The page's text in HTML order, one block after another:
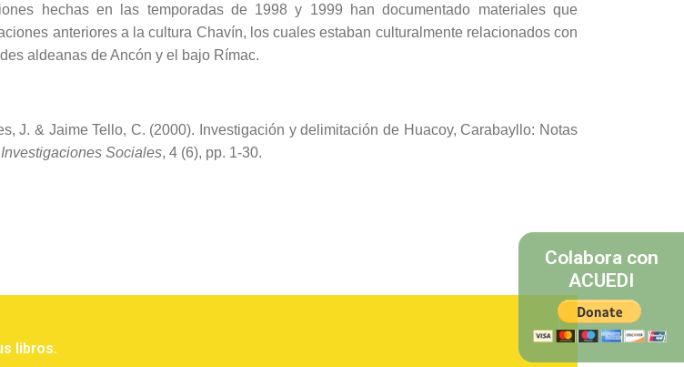
hechas en las temporadas de 1998 y 1999 han documentado materiales que
anteriores a la cultura Chavín, los cuales estaban culturalmente relacionados con
aldeanas de Ancón y el bajo Rímac.
J. & Jaime Tello, C. (2000). Investigación y delimitación de Huacoy, Carabayllo: Notas
Investigaciones Sociales, 4 (6), pp. 1-30.
libros.
Colabora con
ACUEDI